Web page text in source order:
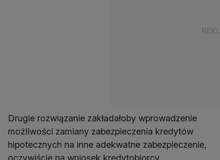
Drugie rozwiązanie zakładałoby wprowadzenie
możliwości zamiany zabezpieczenia kredytów
hipotecznych na inne adekwatne zabezpieczenie,
oczywiście na wniosek kredytobiorcy.